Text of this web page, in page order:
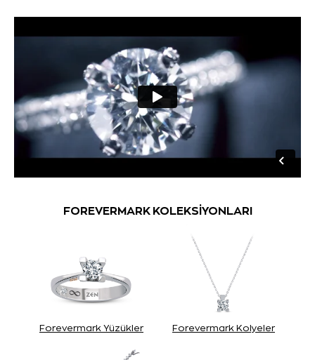
FOREVERMARK KOLEKSİYONLARI
Forevermark Yüzükler Forevermark Kolyeler